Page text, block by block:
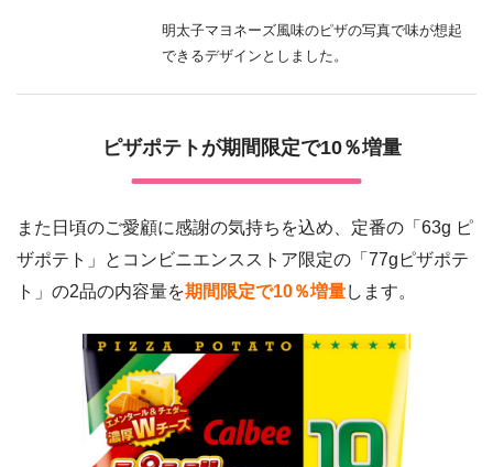
明太子マヨネーズ風味のピザの写真で味が想起
できるデザインとしました。
ピザポテトが期間限定で10％増量
また日頃のご愛顧に感謝の気持ちを込め、定番の「63g ピ
ザポテト」とコンビニエンスストア限定の「77gピザポテ
ト」の2品の内容量を期間限定で10％増量します。